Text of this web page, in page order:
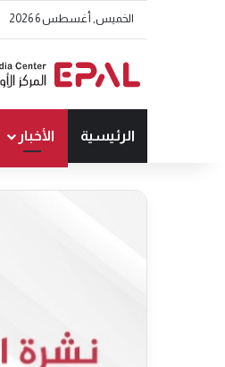
الخميس, أغسطس 6 2026
الرئيسية الأخبار